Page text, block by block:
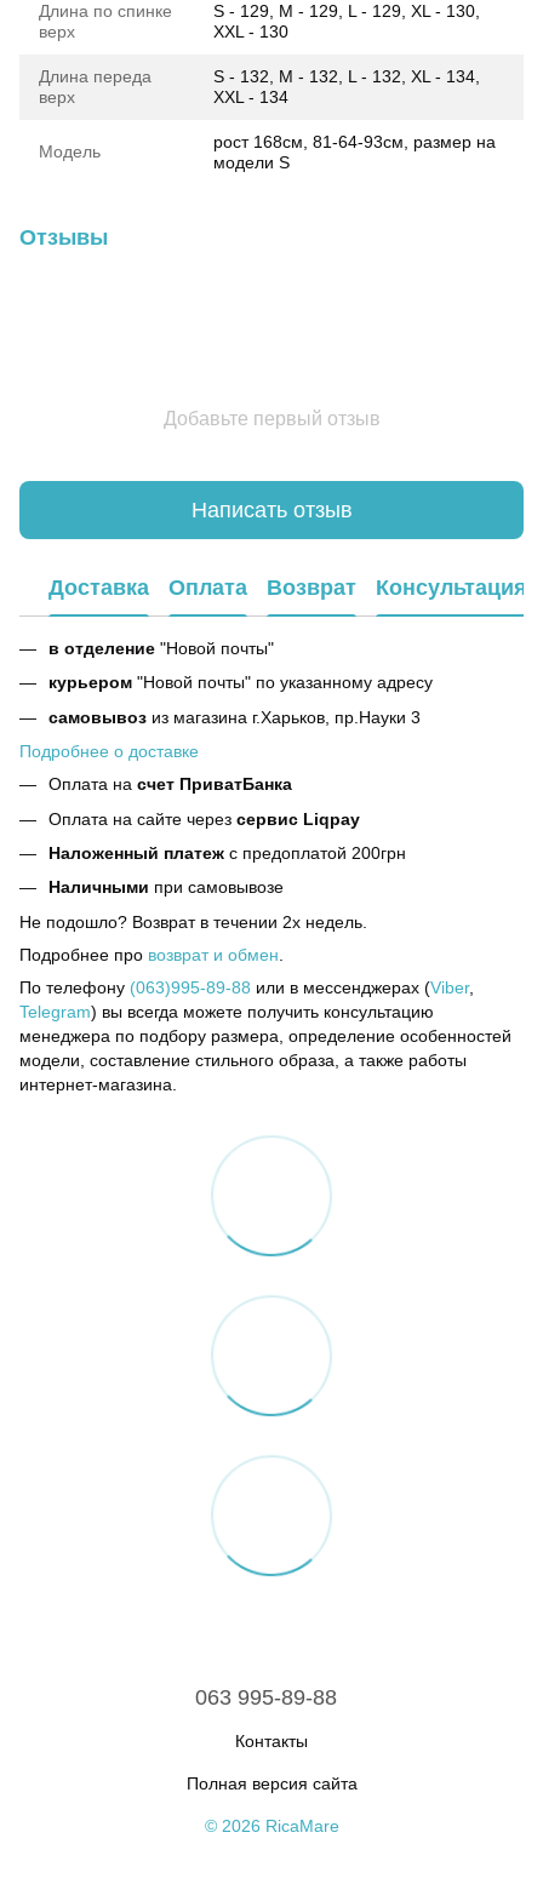
Длина по спинке
верх
S - 129, M - 129, L - 129, XL - 130,
XXL - 130
Длина переда
верх
S - 132, M - 132, L - 132, XL - 134,
XXL - 134
Модель
рост 168см, 81-64-93см, размер на
модели S
Отзывы
Добавьте первый отзыв
Написать отзыв
Доставка Оплата Возврат Консультация
в отделение "Новой почты"
курьером "Новой почты" по указанному адресу
самовывоз из магазина г.Харьков, пр.Науки 3
Подробнее о доставке
Оплата на счет ПриватБанка
Оплата на сайте через сервис Liqpay
Наложенный платеж с предоплатой 200грн
Наличными при самовывозе
Не подошло? Возврат в течении 2х недель.
Подробнее про возврат и обмен
По телефону (063)995-89-88 или в мессенджерах (Viber,
Telegram) вы всегда можете получить консультацию
менеджера по подбору размера, определение особенностей
модели, составление стильного образа, а также работы
интернет-магазина.
063 995-89-88
Контакты
Полная версия сайта
© 2026 RicaMare